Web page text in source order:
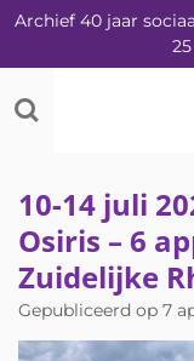
Ga
naar
de
hoofdinhoud
Archief 40 jaar
10-14 juli
Osiris – 6
Zuidelijke
Gepubliceerd op 7